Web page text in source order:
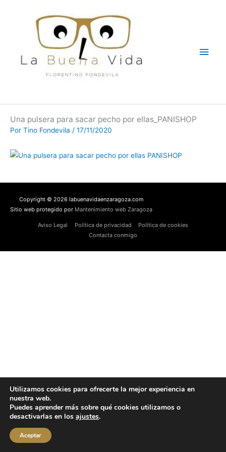
Una pulsera para sacar pecho por ellas_PANISHOP
Por Tino Fondevila / 17/11/2020
Copyright © 2026 labuenavidaenzaragoza.com
Sitio web protegido por Mantenimiento web Zaragoza
Aviso Legal Política de privacidad
Política de cookies
Contacta conmigo
Utilizamos cookies para ofrecerte la mejor experiencia en
nuestra web.
Puedes aprender más sobre qué cookies utilizamos o
desactivarlas en los ajustes.
Aceptar